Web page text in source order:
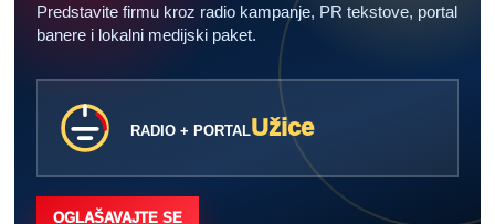
Predstavite firmu kroz radio kampanje, PR tekstove, portal
banere i lokalni medijski paket.
RADIO + PORTALUžice
OGLAŠAVAJTE SE